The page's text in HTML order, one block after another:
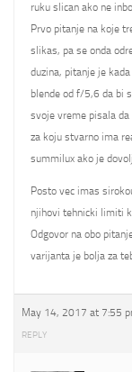
ruku slican ako ne
Prvo pitanje na koje
slikas, pa se onda
duzina, pitanje je
blende od f/5,6 da bi
svoje vreme pisala
za koju stvarno ima
summilux ako je
Posto vec imas
njihovi tehnicki limiti
Odgovor na obo
varijanta je bolja za
May 14, 2017 at 7:55
REPLY